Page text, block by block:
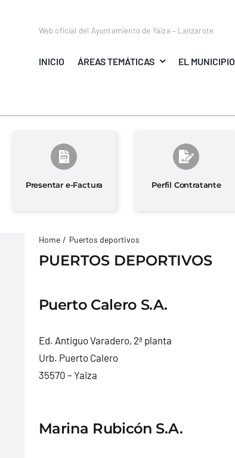
Web oficial del Ayuntamiento de Yaiza – Lanzarote
INICIO ÁREAS TEMÁTICAS EL MUNICIPIO
Presentar e-Factura Perfil Contratante
Home Puertos deportivos
PUERTOS DEPORTIVOS
Puerto Calero S.A.
Ed. Antiguo Varadero, 2ª planta
Urb. Puerto Calero
35570 – Yaiza
Marina Rubicón S.A.